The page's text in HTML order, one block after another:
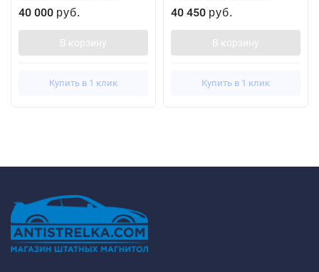
40 000 руб.
В корзину
Купить в 1 клик
40 450 руб.
В корзину
Купить в 1 клик